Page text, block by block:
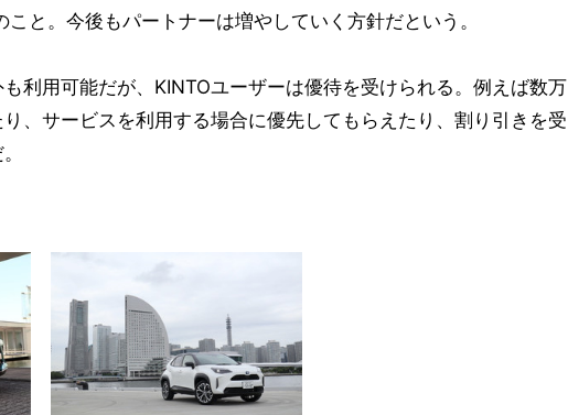
と。今後もパートナーは増やしていく方針だという。
利用可能だが、KINTOユーザーは優待を受けられる。例えば数万
、サービスを利用する場合に優先してもらえたり、割り引きを受